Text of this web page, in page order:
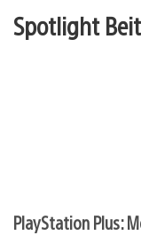
Spotlight
PlayStation Plus: